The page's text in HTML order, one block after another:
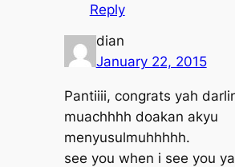
Reply
dian
January 22, 2015
Pantiiii, congrats yah
muachhhh doakan akyu
menyusulmuhhhhh.
see you when i see you